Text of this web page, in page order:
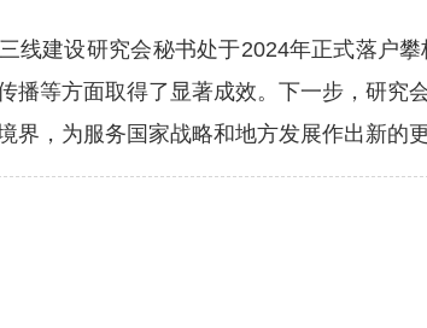
建设研究会秘书处于2024年正式落户攀
播等方面取得了显著成效。下一步，研究
界，为服务国家战略和地方发展作出新的